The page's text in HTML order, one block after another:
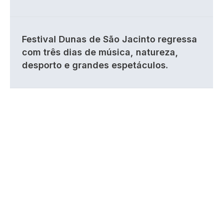
Festival Dunas de São Jacinto regressa
com três dias de música, natureza,
desporto e grandes espetáculos.